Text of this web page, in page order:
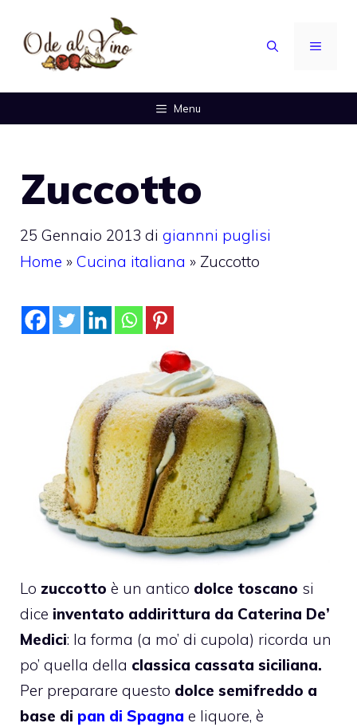
contenuto
MENU
Menu
Zuccotto
25 Gennaio 2013 di giannni puglisi
Home » Cucina italiana » Zuccotto
Lo zuccotto è un antico dolce toscano si
dice inventato addirittura da Caterina De’
Medici: la forma (a mo’ di cupola) ricorda un
po’ quella della classica cassata siciliana.
Per preparare questo dolce semifreddo a
base di pan di Spagna e liquore, è